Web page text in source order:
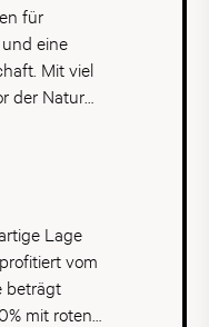
für
eine
Mit viel
der Natur
Weinkultur
in den
die
ersten
den
heute
Lage
vom
beträgt
mit roten